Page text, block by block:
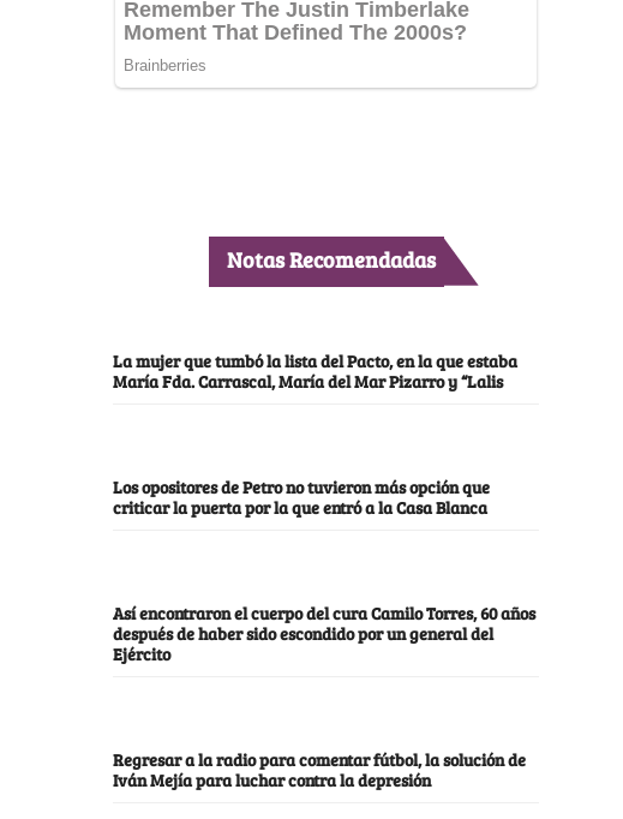
Notas Recomendadas
La mujer que tumbó la lista del Pacto, en la que estaba
María Fda. Carrascal, María del Mar Pizarro y “Lalis
Los opositores de Petro no tuvieron más opción que
criticar la puerta por la que entró a la Casa Blanca
Así encontraron el cuerpo del cura Camilo Torres, 60 años
después de haber sido escondido por un general del
Ejército
Regresar a la radio para comentar fútbol, la solución de
Iván Mejía para luchar contra la depresión